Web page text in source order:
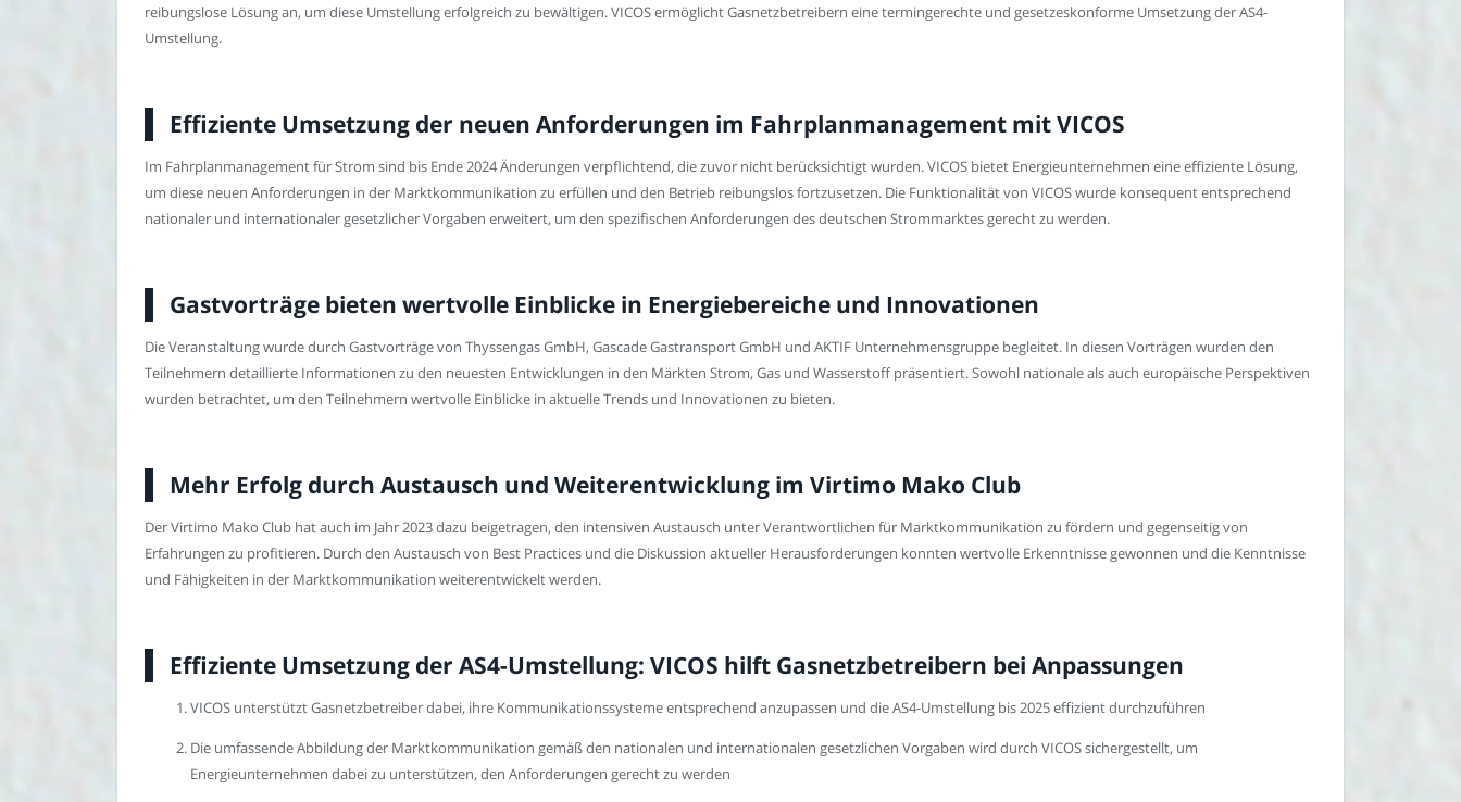
reibungslose Lösung an, um diese Umstellung erfolgreich zu bewältigen. VICOS ermöglicht Gasnetzbetreibern eine termingerechte und gesetzeskonforme Umsetzung der AS4-
Umstellung.
Effiziente Umsetzung der neuen Anforderungen im Fahrplanmanagement mit VICOS
Im Fahrplanmanagement für Strom sind bis Ende 2024 Änderungen verpflichtend, die zuvor nicht berücksichtigt wurden. VICOS bietet Energieunternehmen eine effiziente Lösung,
um diese neuen Anforderungen in der Marktkommunikation zu erfüllen und den Betrieb reibungslos fortzusetzen. Die Funktionalität von VICOS wurde konsequent entsprechend
nationaler und internationaler gesetzlicher Vorgaben erweitert, um den spezifischen Anforderungen des deutschen Strommarktes gerecht zu werden.
Gastvorträge bieten wertvolle Einblicke in Energiebereiche und Innovationen
Die Veranstaltung wurde durch Gastvorträge von Thyssengas GmbH, Gascade Gastransport GmbH und AKTIF Unternehmensgruppe begleitet. In diesen Vorträgen wurden den
Teilnehmern detaillierte Informationen zu den neuesten Entwicklungen in den Märkten Strom, Gas und Wasserstoff präsentiert. Sowohl nationale als auch europäische Perspektiven
wurden betrachtet, um den Teilnehmern wertvolle Einblicke in aktuelle Trends und Innovationen zu bieten.
Mehr Erfolg durch Austausch und Weiterentwicklung im Virtimo Mako Club
Der Virtimo Mako Club hat auch im Jahr 2023 dazu beigetragen, den intensiven Austausch unter Verantwortlichen für Marktkommunikation zu fördern und gegenseitig von
Erfahrungen zu profitieren. Durch den Austausch von Best Practices und die Diskussion aktueller Herausforderungen konnten wertvolle Erkenntnisse gewonnen und die Kenntnisse
und Fähigkeiten in der Marktkommunikation weiterentwickelt werden.
Effiziente Umsetzung der AS4-Umstellung: VICOS hilft Gasnetzbetreibern bei Anpassungen
VICOS unterstützt Gasnetzbetreiber dabei, ihre Kommunikationssysteme entsprechend anzupassen und die AS4-Umstellung bis 2025 effizient durchzuführen
Die umfassende Abbildung der Marktkommunikation gemäß den nationalen und internationalen gesetzlichen Vorgaben wird durch VICOS sichergestellt, um
Energieunternehmen dabei zu unterstützen, den Anforderungen gerecht zu werden